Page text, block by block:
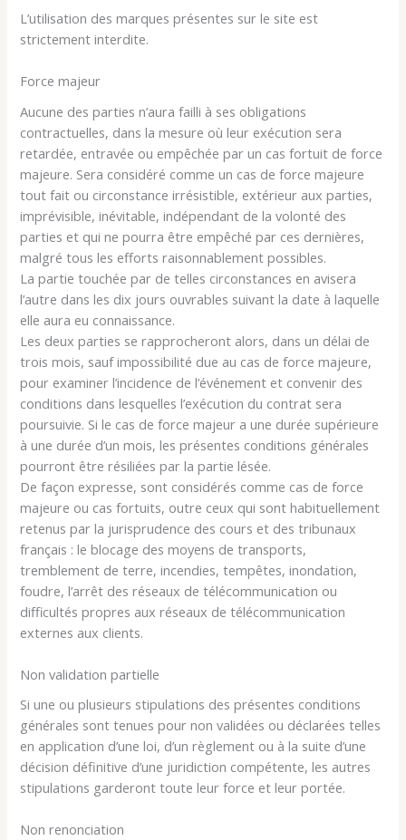
L’utilisation des marques présentes sur le site est
strictement interdite.
Force majeur
Aucune des parties n’aura failli à ses obligations
contractuelles, dans la mesure où leur exécution sera
retardée, entravée ou empêchée par un cas fortuit de force
majeure. Sera considéré comme un cas de force majeure
tout fait ou circonstance irrésistible, extérieur aux parties,
imprévisible, inévitable, indépendant de la volonté des
parties et qui ne pourra être empêché par ces dernières,
malgré tous les efforts raisonnablement possibles.
La partie touchée par de telles circonstances en avisera
l’autre dans les dix jours ouvrables suivant la date à laquelle
elle aura eu connaissance.
Les deux parties se rapprocheront alors, dans un délai de
trois mois, sauf impossibilité due au cas de force majeure,
pour examiner l’incidence de l’événement et convenir des
conditions dans lesquelles l’exécution du contrat sera
poursuivie. Si le cas de force majeur a une durée supérieure
à une durée d’un mois, les présentes conditions générales
pourront être résiliées par la partie lésée.
De façon expresse, sont considérés comme cas de force
majeure ou cas fortuits, outre ceux qui sont habituellement
retenus par la jurisprudence des cours et des tribunaux
français : le blocage des moyens de transports,
tremblement de terre, incendies, tempêtes, inondation,
foudre, l’arrêt des réseaux de télécommunication ou
difficultés propres aux réseaux de télécommunication
externes aux clients.
Non validation partielle
Si une ou plusieurs stipulations des présentes conditions
générales sont tenues pour non validées ou déclarées telles
en application d’une loi, d’un règlement ou à la suite d’une
décision définitive d’une juridiction compétente, les autres
stipulations garderont toute leur force et leur portée.
Non renonciation